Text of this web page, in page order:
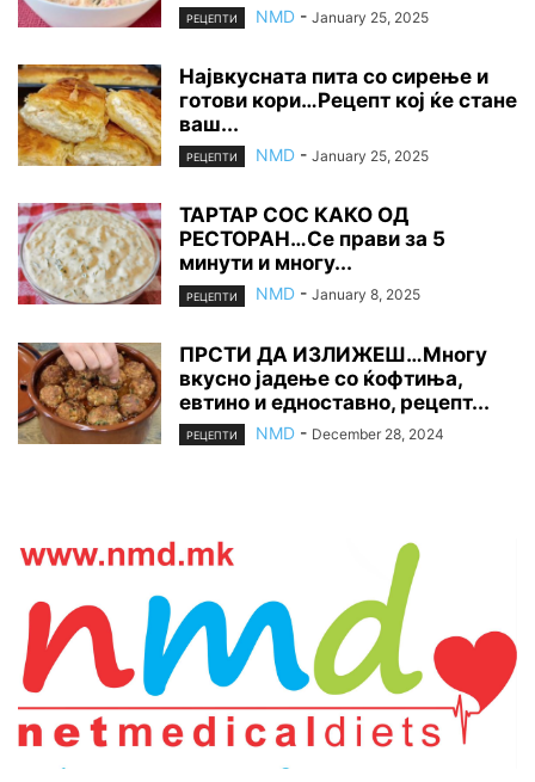
РЕЦЕПТИ NMD - January 25, 2025
Највкусната пита со сирење и
готови кори…Рецепт кој ќе стане
ваш...
РЕЦЕПТИ NMD - January 25, 2025
ТАРТАР СОС КАКО ОД
РЕСТОРАН…Се прави за 5
минути и многу...
РЕЦЕПТИ NMD - January 8, 2025
ПРСТИ ДА ИЗЛИЖЕШ…Многу
вкусно јадење со ќофтиња,
евтино и едноставно, рецепт...
РЕЦЕПТИ NMD - December 28, 2024